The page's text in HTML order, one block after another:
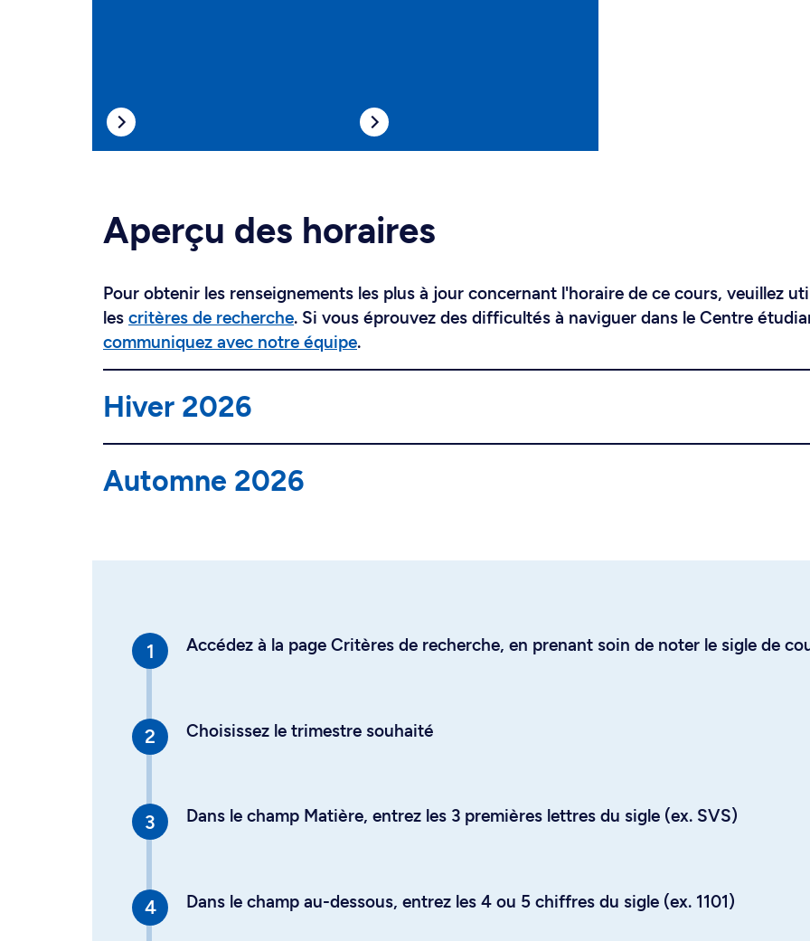
Aperçu des horaires
Pour obtenir les renseignements les plus à jour concernant l'horaire de ce cours, veuillez
les critères de recherche. Si vous éprouvez des difficultés à naviguer dans le Centre
communiquez avec notre équipe.
Hiver 2026
Automne 2026
Accédez à la page Critères de recherche, en prenant soin de noter le sigle de
Choisissez le trimestre souhaité
Dans le champ Matière, entrez les 3 premières lettres du sigle (ex. SVS)
Dans le champ au-dessous, entrez les 4 ou 5 chiffres du sigle (ex. 1101)